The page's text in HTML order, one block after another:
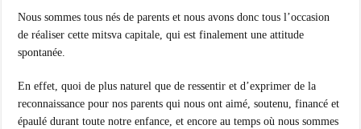
Nous sommes tous nés de parents et nous avons donc tous l’occasion
de réaliser cette mitsva capitale, qui est finalement une attitude
spontanée.
En effet, quoi de plus naturel que de ressentir et d’exprimer de la
reconnaissance pour nos parents qui nous ont aimé, soutenu, financé et
épaulé durant toute notre enfance, et encore au temps où nous sommes